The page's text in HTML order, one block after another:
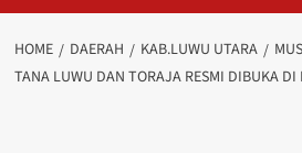
HOME DAERAH KAB.LUWU UTARA
TANA LUWU DAN TORAJA RESMI DIBUKA DI